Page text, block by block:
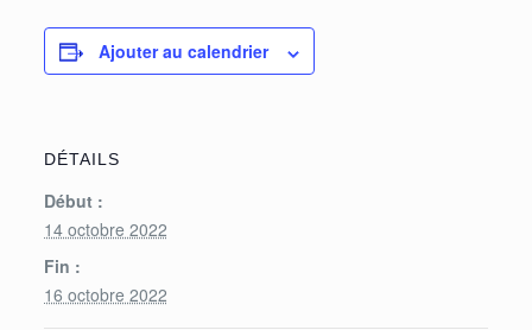
Ajouter au calendrier
DÉTAILS
Début :
14 octobre 2022
Fin :
16 octobre 2022